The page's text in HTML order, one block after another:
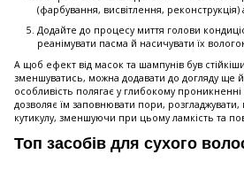
(фарбування, висвітлення, реконструкція)
Додайте до процесу миття голови
реанімувати пасма й насичувати їх
А щоб ефект від масок та шампунів був
зменшуватись, можна додавати до догляду ще й
особливість полягає у глибокому
дозволяє їм заповнювати пори,
кутикулу, зменшуючи при цьому ламкість та
Топ засобів для сухого